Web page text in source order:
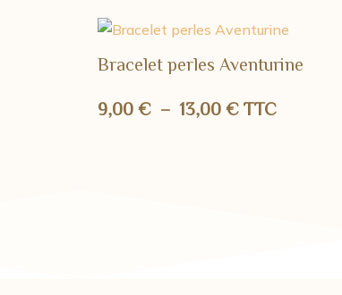
Bracelet perles Aventurine
9,00€ – 13,00€Plage
TTC